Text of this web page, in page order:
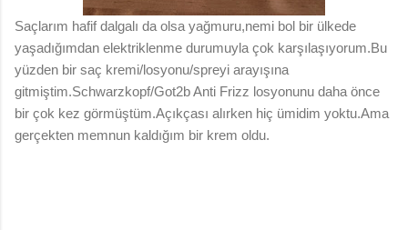
Saçlarım hafif dalgalı da olsa yağmuru,nemi bol bir ülkede
yaşadığımdan elektriklenme durumuyla çok karşılaşıyorum.Bu
yüzden bir saç kremi/losyonu/spreyi arayışına
gitmiştim.Schwarzkopf/Got2b Anti Frizz losyonunu daha önce
bir çok kez görmüştüm.Açıkçası alırken hiç ümidim yoktu.Ama
gerçekten memnun kaldığım bir krem oldu.